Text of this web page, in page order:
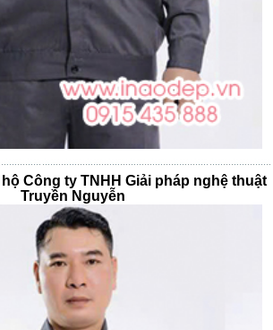
Công ty TNHH Giải pháp nghệ thuật
Truyền Nguyễn